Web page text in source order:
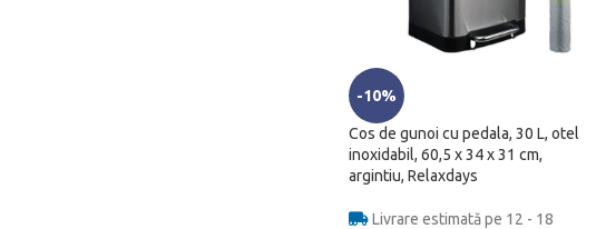
-10%
Cos de gunoi cu pedala, 30 L, otel
inoxidabil, 60,5 x 34 x 31 cm,
argintiu, Relaxdays
Livrare estimată pe 12 - 18